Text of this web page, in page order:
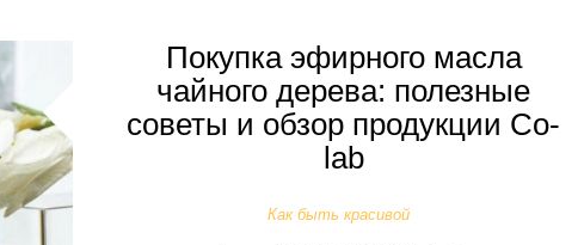
Покупка эфирного масла
чайного дерева: полезные
советы и обзор продукции Co-
lab
Как быть красивой